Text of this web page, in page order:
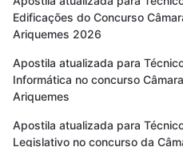
Edificações do Concurso
Ariquemes 2026
Apostila atualizada para
Informática no concurso
Ariquemes
Apostila atualizada para
Legislativo no concurso da